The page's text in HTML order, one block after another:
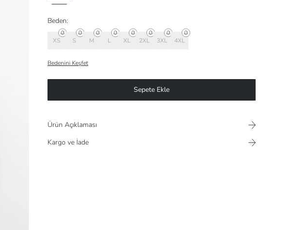
Beden:
XS S M L XL 2XL 3XL 4XL
Bedenini Keşfet
Sepete Ekle
Ürün Açıklaması
Kargo ve İade